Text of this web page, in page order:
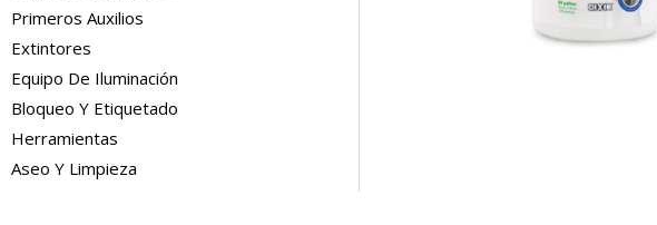
Primeros Auxilios
Extintores
Equipo De Iluminación
Bloqueo Y Etiquetado
Herramientas
Aseo Y Limpieza